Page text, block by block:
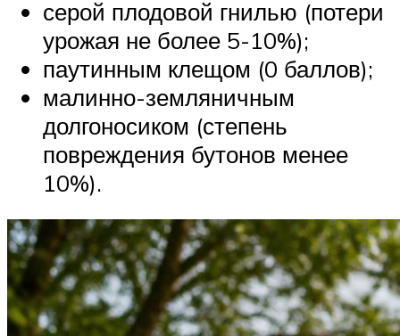
серой плодовой гнилью (потери
урожая не более 5-10%);
паутинным клещом (0 баллов);
малинно-земляничным
долгоносиком (степень
повреждения бутонов менее
10%).